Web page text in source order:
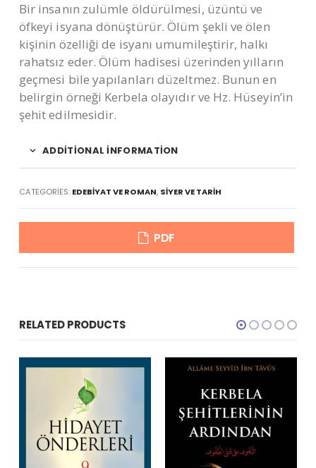
Bir insanın zulümle öldürülmesi, üzüntü ve
öfkeyi isyana dönüştürür. Ölüm şekli ve ölen
kişinin özelliği de isyanı umumileştirir, halkı
rahatsız eder. Ölüm hadisesi üzerinden yılların
geçmesi bile yapılanları düzeltmez. Bunun en
belirgin örneği Kerbela olayıdır ve Hz. Hüseyin’in
şehit edilmesidir.
ADDITIONAL INFORMATION
CATEGORIES: EDEBIYAT VE ROMAN, SIYER VE TARIH
PDF
RELATED PRODUCTS